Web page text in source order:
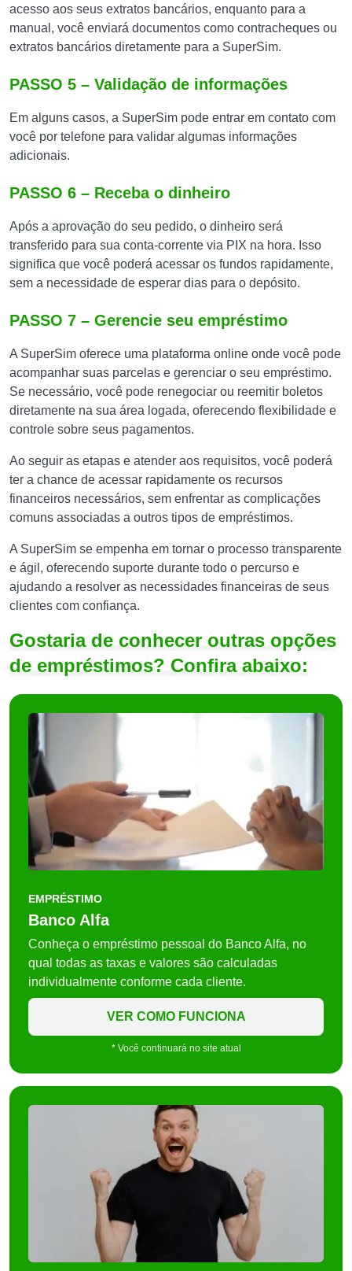
acesso aos seus extratos bancários, enquanto para a
manual, você enviará documentos como contracheques ou
extratos bancários diretamente para a SuperSim.
PASSO 5 – Validação de informações
Em alguns casos, a SuperSim pode entrar em contato com
você por telefone para validar algumas informações
adicionais.
PASSO 6 – Receba o dinheiro
Após a aprovação do seu pedido, o dinheiro será
transferido para sua conta-corrente via PIX na hora. Isso
significa que você poderá acessar os fundos rapidamente,
sem a necessidade de esperar dias para o depósito.
PASSO 7 – Gerencie seu empréstimo
A SuperSim oferece uma plataforma online onde você pode
acompanhar suas parcelas e gerenciar o seu empréstimo.
Se necessário, você pode renegociar ou reemitir boletos
diretamente na sua área logada, oferecendo flexibilidade e
controle sobre seus pagamentos.
Ao seguir as etapas e atender aos requisitos, você poderá
ter a chance de acessar rapidamente os recursos
financeiros necessários, sem enfrentar as complicações
comuns associadas a outros tipos de empréstimos.
A SuperSim se empenha em tornar o processo transparente
e ágil, oferecendo suporte durante todo o percurso e
ajudando a resolver as necessidades financeiras de seus
clientes com confiança.
Gostaria de conhecer outras opções
de empréstimos? Confira abaixo:
EMPRÉSTIMO
Banco Alfa
Conheça o empréstimo pessoal do Banco Alfa, no
qual todas as taxas e valores são calculadas
individualmente conforme cada cliente.
VER COMO FUNCIONA
* Você continuará no site atual